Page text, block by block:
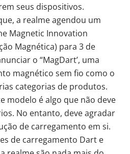
seus dispositivos.
a realme agendou um
Magnetic Innovation
Magnética) para 3 de
o “MagDart’, uma
magnético sem fio como o
categorias de produtos.
modelo é algo que não deve
No entanto, deve agradar
de carregamento em si.
de carregamento Dart e